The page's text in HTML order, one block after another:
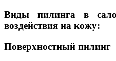
Виды пилинга в
воздействия на кожу:
Поверхностный пилинг